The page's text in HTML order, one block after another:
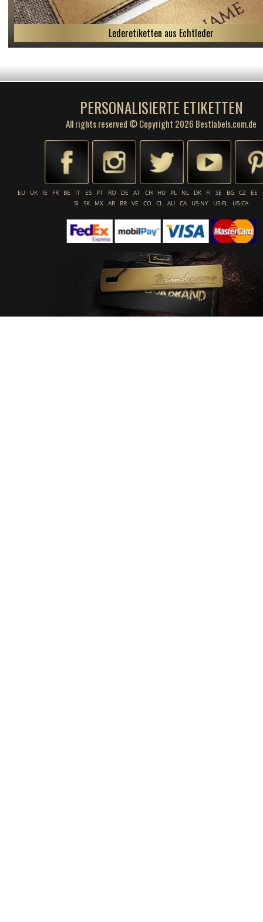
Lederetiketten aus Echtleder
PERSONALISIERTE ETIKETTEN
All rights reserved © Copyright 2026 Bestlabels.com.de
EU UK IE FR BE IT ES PT RO DE AT CH HU PL NL DK FI SE BG CZ EE
SI
SK MX AR BR VE CO CL AU CA US-NY US-FL US-CA